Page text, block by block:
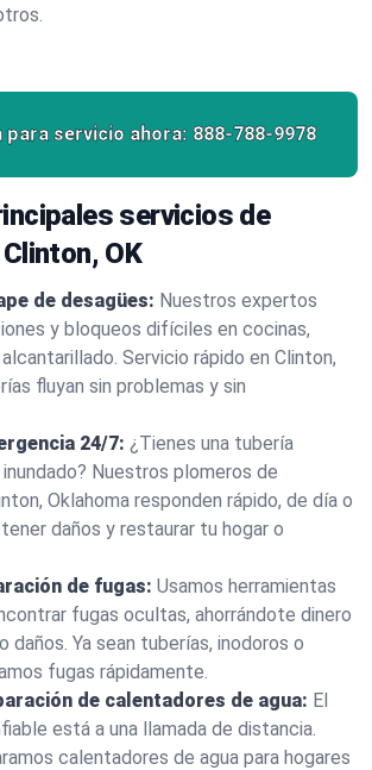
para servicio ahora: 888-788-9978
servicios de
OK
de desagües: Nuestros expertos
y bloqueos difíciles en cocinas,
Servicio rápido en Clinton,
fluyan sin problemas y sin
24/7: ¿Tienes una tubería
Nuestros plomeros de
Oklahoma responden rápido, de día o
daños y restaurar tu hogar o
de fugas: Usamos herramientas
fugas ocultas, ahorrándote dinero
daños. Ya sean tuberías, inodoros o
fugas rápidamente.
de calentadores de agua: El
está a una llamada de distancia.
calentadores de agua para hogares